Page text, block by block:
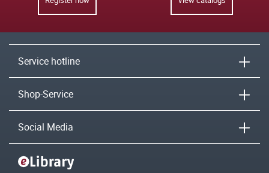
Service hotline
Shop-Service
Social Media